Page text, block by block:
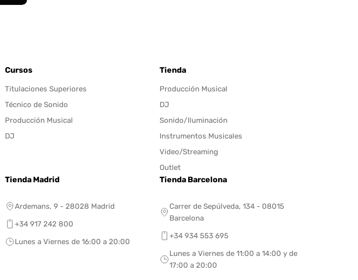
Cursos
Titulaciones Superiores
Técnico de Sonido
Producción Musical
DJ
Tienda
Producción Musical
DJ
Sonido/Iluminación
Instrumentos Musicales
Video/Streaming
Outlet
Tienda Madrid
Ardemans, 9 - 28028 Madrid
+34 917 242 800
Lunes a Viernes de 16:00 a 20:00
Tienda Barcelona
Carrer de Sepúlveda, 134 - 08015
Barcelona
+34 934 553 695
Lunes a Viernes de 11:00 a 14:00 y de
17:00 a 20:00